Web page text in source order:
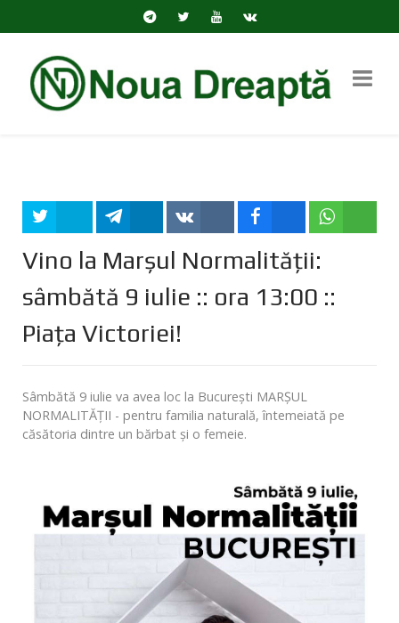
Vino la Marșul Normalității:
sâmbătă 9 iulie :: ora 13:00 ::
Piața Victoriei!
Sâmbătă 9 iulie va avea loc la București MARȘUL
NORMALITĂȚII - pentru familia naturală, întemeiată pe
căsătoria dintre un bărbat și o femeie.